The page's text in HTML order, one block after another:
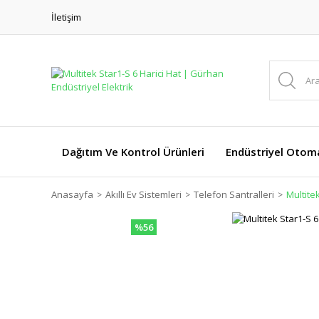
İletişim
Dağıtım Ve Kontrol Ürünleri Endüstriyel
Anasayfa Akıllı Ev Sistemleri Telefon Santralleri
%56